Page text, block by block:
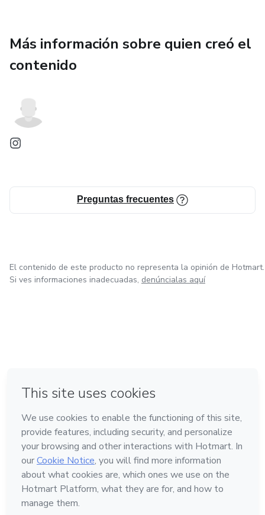
Más información sobre quien creó el
contenido
Preguntas frecuentes
El contenido de este producto no representa la opinión de Hotmart.
Si ves informaciones inadecuadas, denúncialas aquí
Hecho con❤ en Belo Horizonte
Conoce Hotmart
Idioma
Español